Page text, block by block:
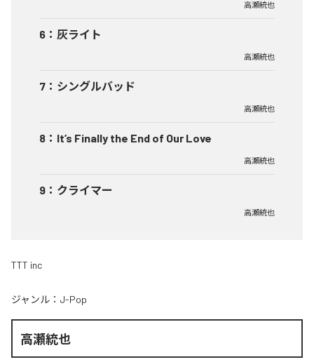
高瀬統也
6 ： 灰ライト
高瀬統也
7 ： シングルバッド
高瀬統也
8 ： It’s Finally the End of Our Love
高瀬統也
9 ： クライマー
高瀬統也
TTT inc
ジャンル： J-Pop
高瀬統也